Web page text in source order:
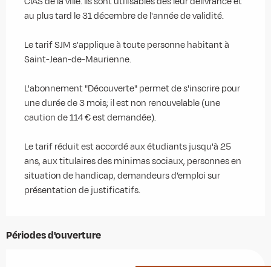
au plus tard le 31 décembre de l'année de validité.
Le tarif SJM s'applique à toute personne habitant à
Saint-Jean-de-Maurienne.
L'abonnement "Découverte" permet de s'inscrire pour
une durée de 3 mois; il est non renouvelable (une
caution de 114 € est demandée).
Le tarif réduit est accordé aux étudiants jusqu'à 25
ans, aux titulaires des minimas sociaux, personnes en
situation de handicap, demandeurs d’emploi sur
présentation de justificatifs.
Périodes d'ouverture